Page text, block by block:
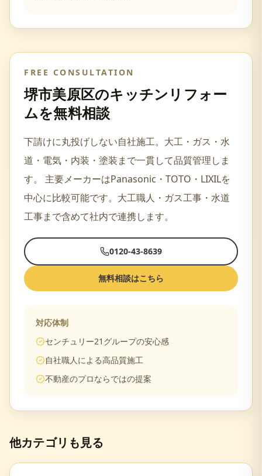
FREE CONSULTATION
堺市美原区のキッチンリフォー
ムを無料相談
下請けに丸投げしない自社施工。大工・ガス・水
道・電気・内装・塗装まで一貫して品質管理しま
す。
主要メーカーはPanasonic・TOTO・LIXILを
中心に比較可能です。 大工職人・ガス工事・水道
工事まで含めて社内で連携します。
0120-43-8639
無料相談はこちら
対応体制
センチュリー21グループの安心感
自社職人による高品質施工
不動産のプロならではの提案
他カテゴリも見る